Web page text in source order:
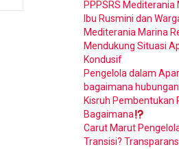
PPPSRS Mediterania
Ibu Rusmini dan
Mediterania Marina
Mendukung Situasi
Kondusif
Pengelola dalam
bagaimana
Kisruh Pembentukan
Bagaimana
Carut Marut
Transisi?